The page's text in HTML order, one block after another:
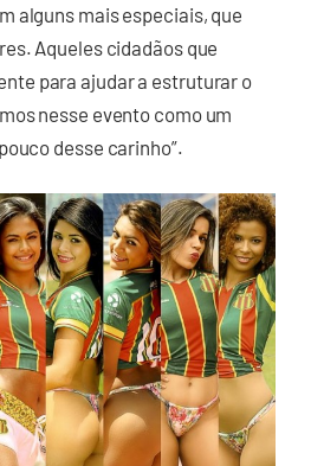
alguns mais especiais, que
Aqueles cidadãos que
para ajudar a estruturar o
nesse evento como um
desse carinho”.